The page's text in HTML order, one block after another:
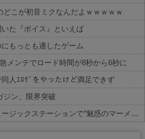
どこが初音ミクなんだよｗｗｗｗｗ
た『ボイス』といえば
にもっとも適したゲーム
メンテでロード時間が8秒から6秒に
同人ｴﾛｹﾞをやったけど満足できず
ジン、限界突破
西川貴教アニキ、ミュージックステーションで”魅惑のマーメイド達と限界突破”してしまうｗｗｗｗ